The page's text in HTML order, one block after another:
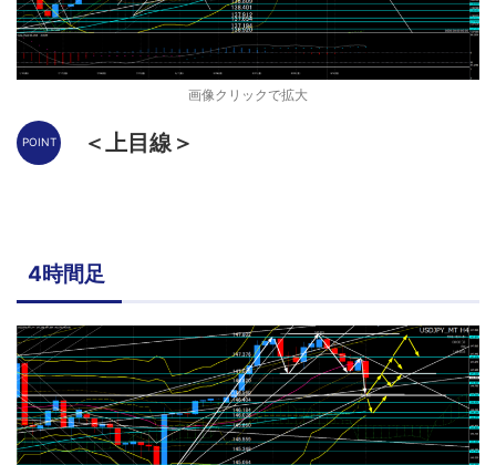
画像クリックで拡大
＜上目線＞
4時間足